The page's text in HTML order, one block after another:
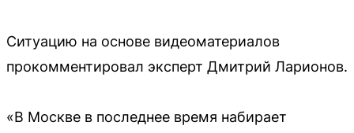
Ситуацию на основе видеоматериалов
прокомментировал эксперт Дмитрий Ларионов.
«В Москве в последнее время набирает